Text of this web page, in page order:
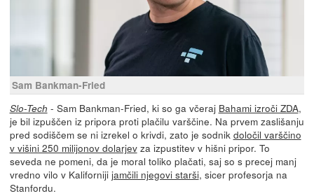
Sam Bankman-Fried
Slo-Tech - Sam Bankman-Fried, ki so ga včeraj Bahami izroči ZDA,
je bil izpuščen iz pripora proti plačilu varščine. Na prvem zaslišanju
pred sodiščem se ni izrekel o krivdi, zato je sodnik določil varščino
v višini 250 milijonov dolarjevza izpustitev v hišni pripor. To
seveda ne pomeni, da je moral toliko plačati, saj so s precej manj
vredno vilo v Kaliforniji jamčili njegovi starši, sicer profesorja na
Stanfordu.